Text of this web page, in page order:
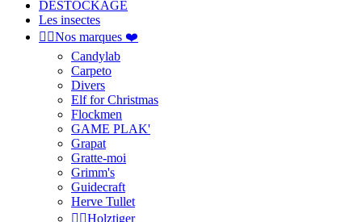
DESTOCKAGE
Les insectes
 Nos marques ❤️
Candylab
Carpeto
Divers
Elf for Christmas
Flockmen
GAME PLAK'
Grapat
Gratte-moi
Grimm's
Guidecraft
Herve Tullet
 Holztiger